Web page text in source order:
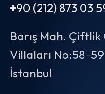
+90 (212) 873 03
Barış Mah.
Villaları No:58-
İstanbul